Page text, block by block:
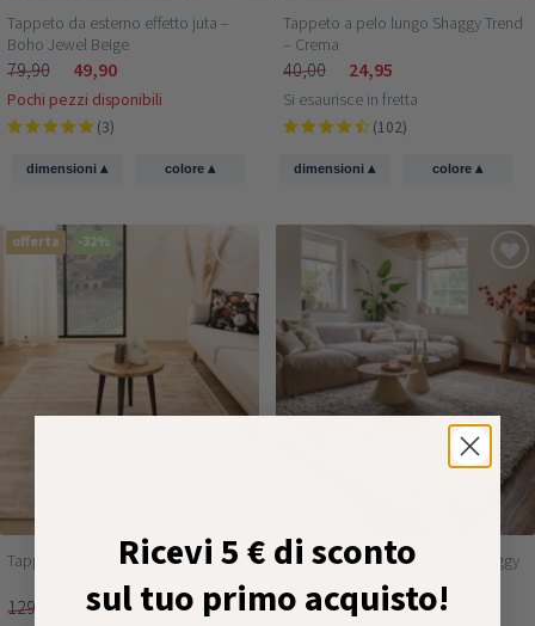
Tappeto da esterno effetto juta –
Boho Jewel Beige
79,90 49,90
Pochi pezzi disponibili
(3)
dimensioni▴ colore ▴
Tappeto a pelo lungo Shaggy Trend
– Crema
40,00 24,95
Si esaurisce in fretta
(102)
dimensioni▴ colore ▴
offerta -32%
Tappeto in viscosa – Glamour Beige
129,90 89,90
Tappeto a pelo lungo Cozy Shaggy
55,00 49,90
Ricevi 5 € di sconto
sul tuo primo acquisto!